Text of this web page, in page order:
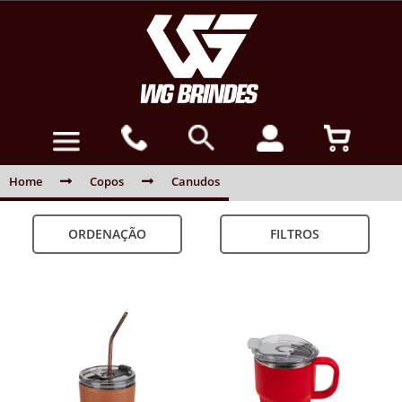
Home Copos Canudos
ORDENAÇÃO FILTROS